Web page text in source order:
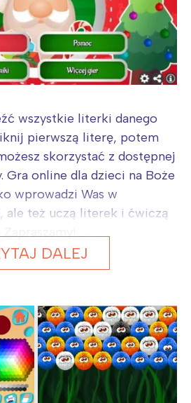
wszystkie literki danego
pierwszą literę, potem
skorzystać z dostępnej
Gra online dla dzieci na Boże
wprowadzi Was w
ale też uczą literek i ćwiczą
DALEJ